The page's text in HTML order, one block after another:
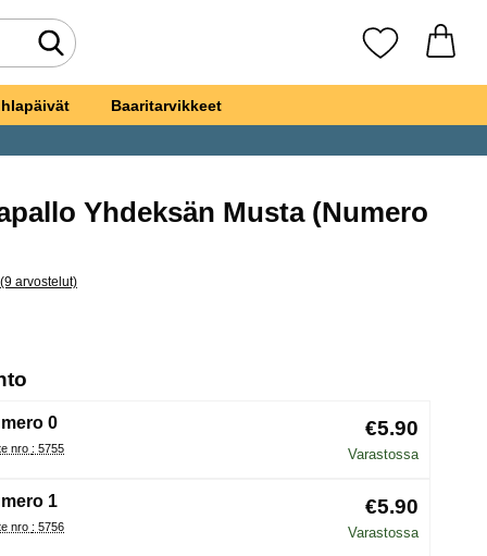
Tee haku Suosikkini
Baaritarvikkeet
Yhdeksän Musta (Numero
kaikki arvostelut
(9 arvostelut)
0
Tuote nro : 5755
€5.90
Varastossa
1
Tuote nro : 5756
€5.90
Varastossa